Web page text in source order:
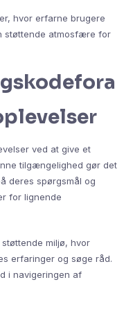
hvor erfarne brugere
støttende atmosfære for
ved at give et
tilgængelighed gør det
deres spørgsmål og
for lignende
miljø, hvor
erfaringer og søge råd.
i navigeringen af